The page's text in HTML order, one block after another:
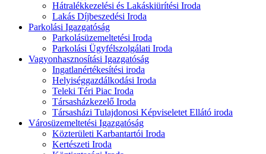
Hátralékkezelési és Lakáskiürítési Iroda
Lakás Díjbeszedési Iroda
Parkolási Igazgatóság
Parkolásüzemeltetési Iroda
Parkolási Ügyfélszolgálati Iroda
Vagyonhasznosítási Igazgatóság
Ingatlanértékesítési iroda
Helyiséggazdálkodási Iroda
Teleki Téri Piac Iroda
Társasházkezelő Iroda
Társasházi Tulajdonosi Képviseletet Ellátó iroda
Városüzemeltetési Igazgatóság
Közterületi Karbantartói Iroda
Kertészeti Iroda